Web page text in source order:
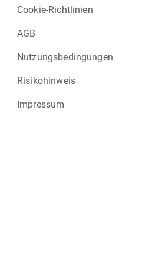
Cookie-Richtlinien
AGB
Nutzungsbedingungen
Risikohinweis
Impressum